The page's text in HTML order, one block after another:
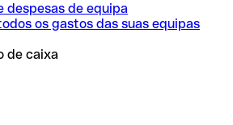
despesas de equipa
os gastos das suas equipas
de caixa